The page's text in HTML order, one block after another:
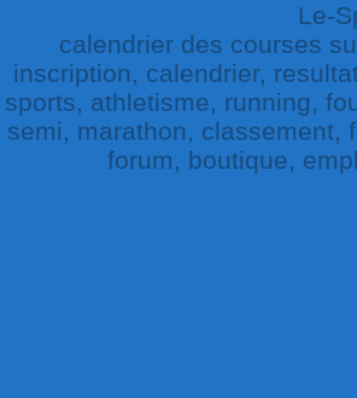
Le-
calendrier des courses
inscription, calendrier,
sports, athletisme, running,
semi, marathon, classement,
forum, boutique,